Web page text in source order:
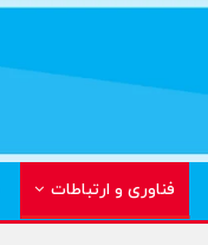
فناوری و ارتباطات